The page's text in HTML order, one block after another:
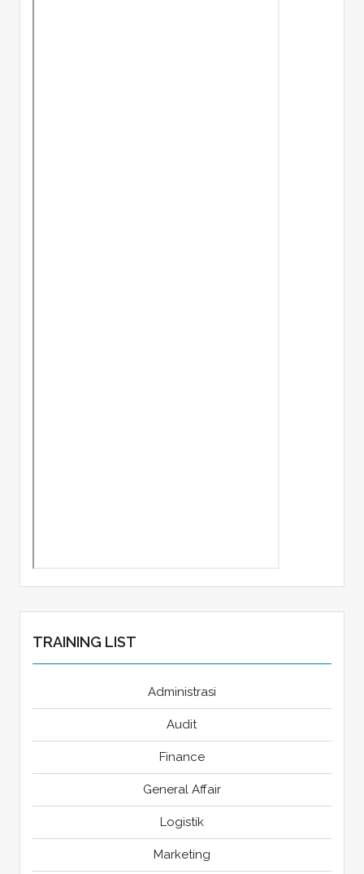
TRAINING LIST
Administrasi
Audit
Finance
General Affair
Logistik
Marketing